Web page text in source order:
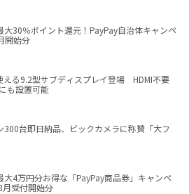
大30％ポイント還元！PayPay自治体キャンペ
開始分
える9.2型サブディスプレイ登場 HDMI不要
も設置可能
300台即日納品、ビックカメラに称賛「大フ
大4万円分お得な「PayPay商品券」キャンペ
受付開始分